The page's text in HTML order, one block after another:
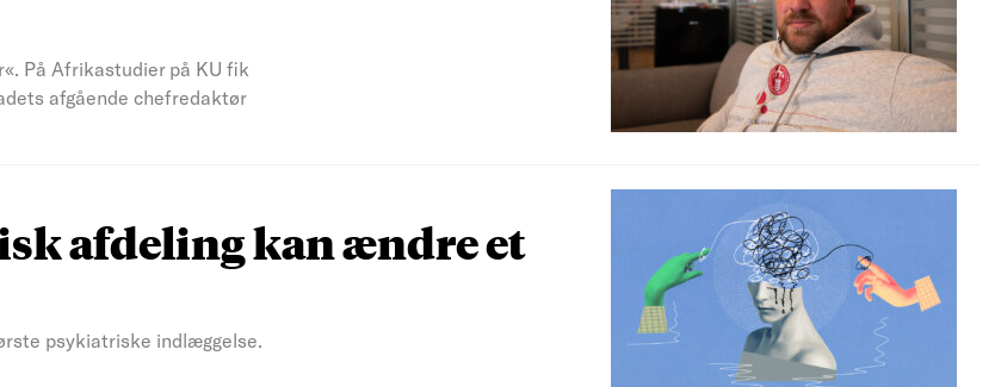
På Afrikastudier på KU fik
afgående chefredaktør
afdeling kan ændre et
psykiatriske indlæggelse.